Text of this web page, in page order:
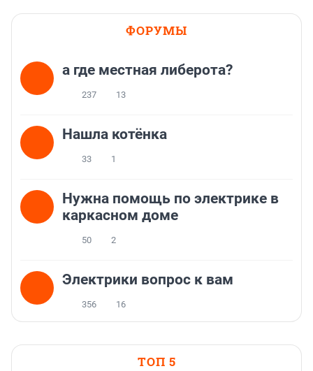
ФОРУМЫ
а где местная либерота?
237 13
Нашла котёнка
33 1
Нужна помощь по электрике в
каркасном доме
50 2
Электрики вопрос к вам
356 16
ТОП 5